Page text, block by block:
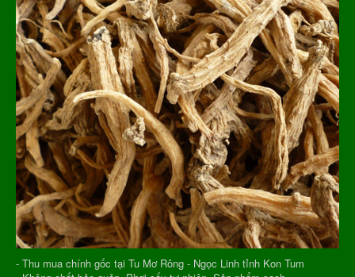
- Thu mua chính gốc tại Tu Mơ Rông - Ngọc Linh tỉnh Kon Tum